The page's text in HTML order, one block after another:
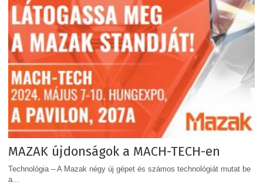
MAZAK újdonságok a MACH-TECH-en
Technológia – A Mazak négy új gépet és számos technológiát mutat be
a...